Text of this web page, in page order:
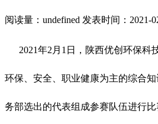
阅读量： undefined 发表时间：2021-
2021年2月1日，陕西优创环保科
环保、安全、职业健康为主的综合
务部选出的代表组成参赛队伍进行比